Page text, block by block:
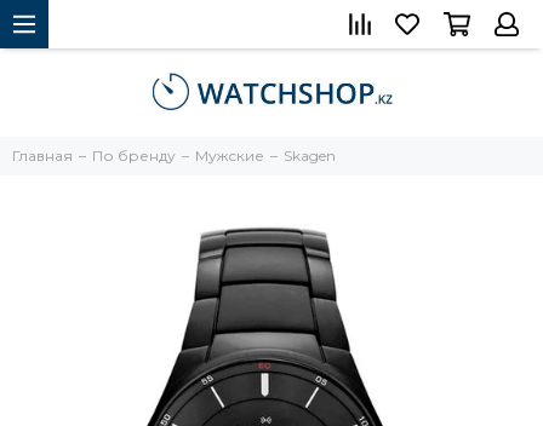
Главная По бренду Мужские Skagen